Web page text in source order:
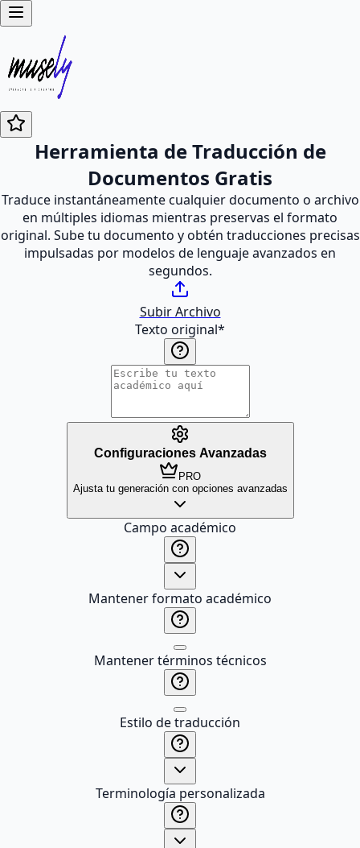
Herramienta de Traducción de
Documentos Gratis
Traduce instantáneamente cualquier documento o archivo
en múltiples idiomas mientras preservas el formato
original. Sube tu documento y obtén traducciones precisas
impulsadas por modelos de lenguaje avanzados en
segundos.
Subir Archivo
Texto original*
Configuraciones Avanzadas
PRO
Ajusta tu generación con opciones avanzadas
Campo académico
Mantener formato académico
Mantener términos técnicos
Estilo de traducción
Terminología personalizada